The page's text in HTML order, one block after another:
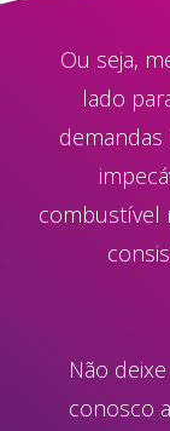
Ou seja,
lado
combustível
Não
conosco